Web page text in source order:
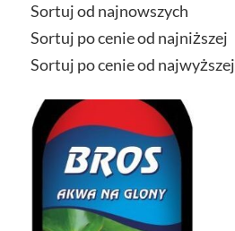
Sortuj od najnowszych
Sortuj po cenie od najniższej
Sortuj po cenie od najwyższej